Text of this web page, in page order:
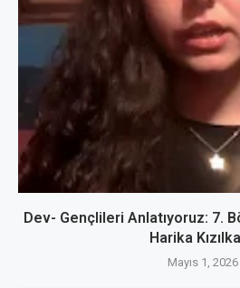
Dev- Gençlileri Anlatıyoruz: 7.
Harika
Mayıs 1, 2026